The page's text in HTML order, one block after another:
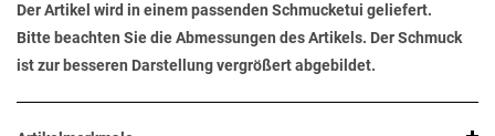
Der Artikel wird in einem passenden Schmucketui geliefert.
Bitte beachten Sie die Abmessungen des Artikels. Der Schmuck
ist zur besseren Darstellung vergrößert abgebildet.